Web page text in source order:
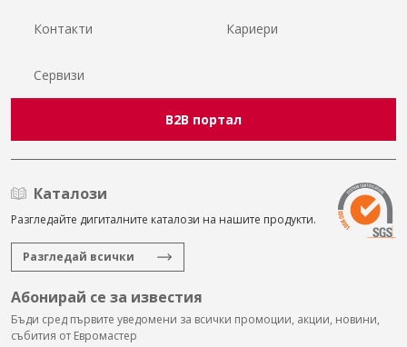
Контакти Кариери
Сервизи
B2B портал
Каталози
Разгледайте дигиталните каталози на нашите продукти.
Разгледай всички
Абонирай се за известия
Бъди сред първите уведомени за всички промоции, акции, новини,
събития от Евромастер